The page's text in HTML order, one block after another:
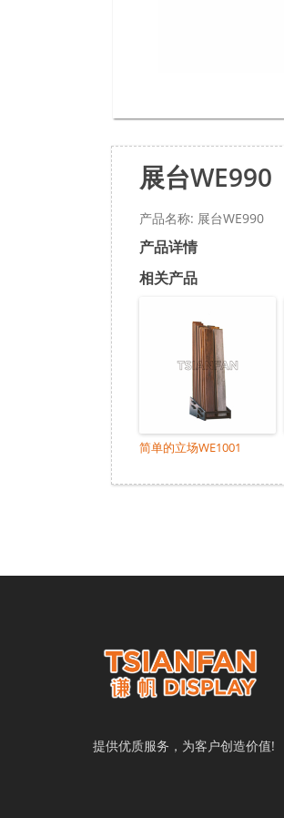
展台WE990
产品名称: 展台WE990
产品详情
相关产品
简单的立场WE1001
提供优质服务，为客户创造价值!